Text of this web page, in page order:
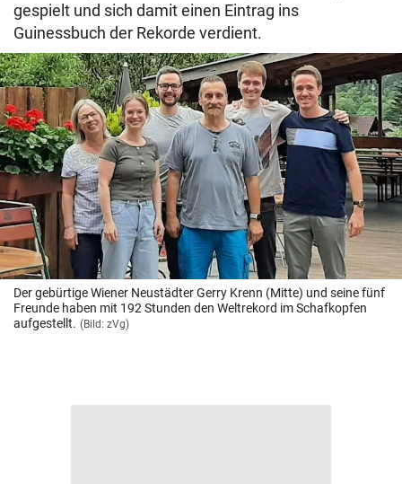
gespielt und sich damit einen Eintrag ins
Guinessbuch der Rekorde verdient.
Der gebürtige Wiener Neustädter Gerry Krenn (Mitte) und seine fünf
Freunde haben mit 192 Stunden den Weltrekord im Schafkopfen
aufgestellt. (Bild: zVg)